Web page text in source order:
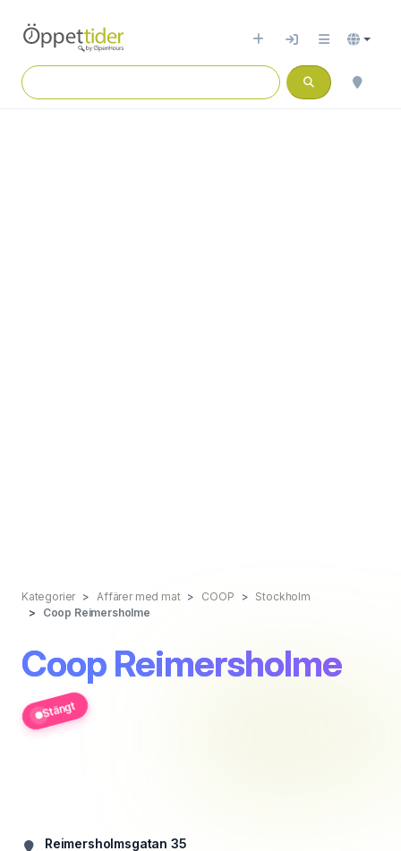
Kategorier Affärer med mat COOP
Stockholm
Coop Reimersholme
Coop Reimersholme
Stängt
Reimersholmsgatan 35